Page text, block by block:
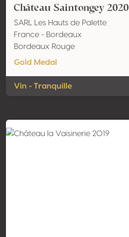
Château Saintongey 2020
SARL Les Hauts de Palette
France - Bordeaux
Bordeaux Rouge
Gold Medal
Vin - Tranquille